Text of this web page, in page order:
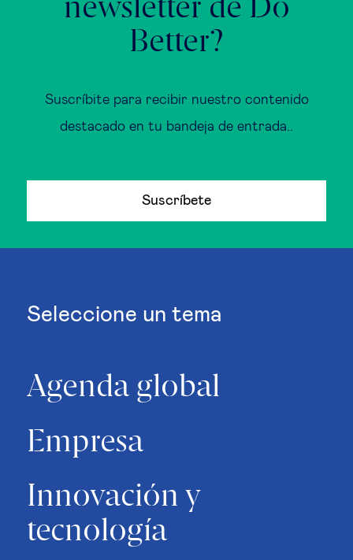
newsletter de Do
Better?
Suscríbite para recibir nuestro contenido
destacado en tu bandeja de entrada..
Suscríbete
Seleccione un tema
Agenda global
Empresa
Innovación y
tecnología